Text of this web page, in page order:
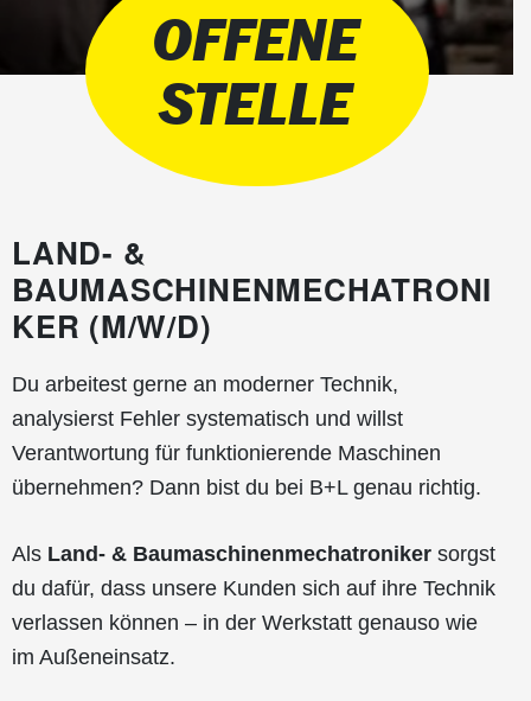
OFFENE
STELLE
LAND- &
BAUMASCHINENMECHATRONI
KER (M/W/D)
Du arbeitest gerne an moderner Technik,
analysierst Fehler systematisch und willst
Verantwortung für funktionierende Maschinen
übernehmen? Dann bist du bei B+L genau richtig.
Als Land- & Baumaschinenmechatroniker sorgst
du dafür, dass unsere Kunden sich auf ihre Technik
verlassen können – in der Werkstatt genauso wie
im Außeneinsatz.